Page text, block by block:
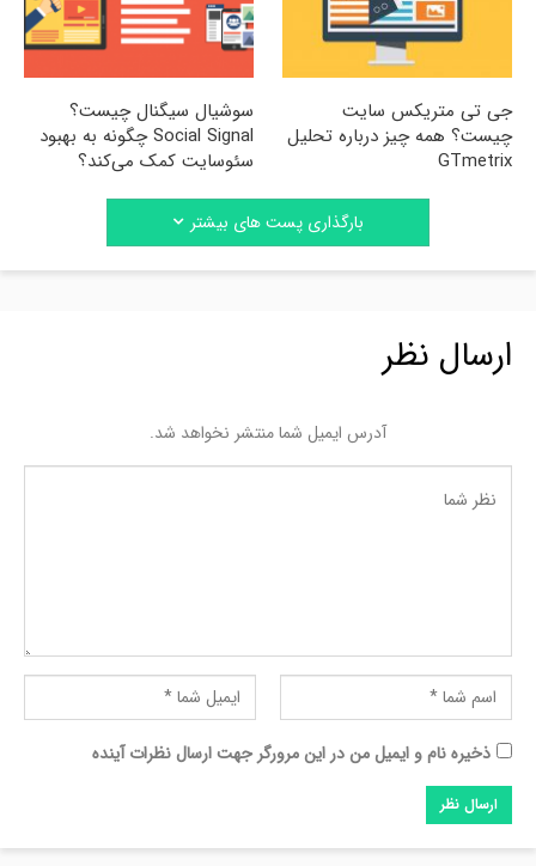
جی تی متریکس سایت
چیست؟ همه چیز درباره تحلیل
GTmetrix
سوشیال سیگنال چیست؟
Social Signal چگونه به بهبود
سئوسایت کمک می‌کند؟
بارگذاری پست های بیشتر
ارسال نظر
آدرس ایمیل شما منتشر نخواهد شد.
ذخیره نام و ایمیل من در این مرورگر جهت ارسال نظرات آینده